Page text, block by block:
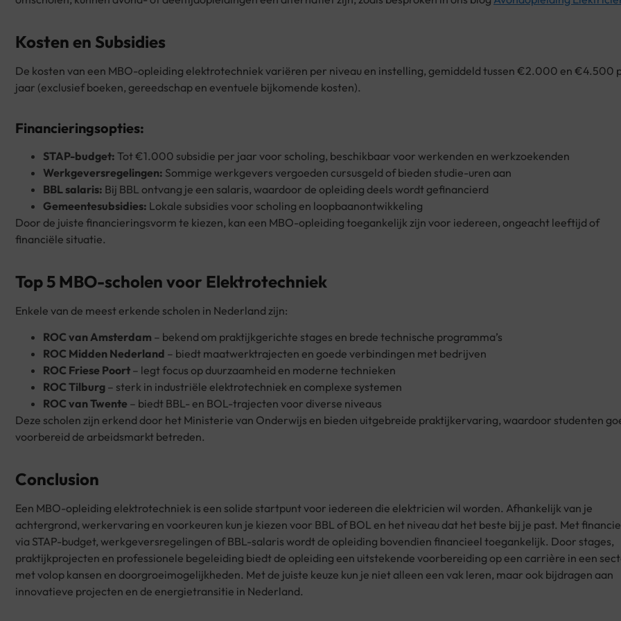
Kosten en Subsidies
De kosten van een MBO-opleiding elektrotechniek variëren per niveau en instelling, gemiddeld tussen €2.000 en €4.500
jaar (exclusief boeken, gereedschap en eventuele bijkomende kosten).
Financieringsopties:
STAP-budget: Tot €1.000 subsidie per jaar voor scholing, beschikbaar voor werkenden en werkzoekenden
Werkgeversregelingen: Sommige werkgevers vergoeden cursusgeld of bieden studie-uren aan
BBL salaris: Bij BBL ontvang je een salaris, waardoor de opleiding deels wordt gefinancierd
Gemeentesubsidies: Lokale subsidies voor scholing en loopbaanontwikkeling
Door de juiste financieringsvorm te kiezen, kan een MBO-opleiding toegankelijk zijn voor iedereen, ongeacht leeftijd of
financiële situatie.
Top 5 MBO-scholen voor Elektrotechniek
Enkele van de meest erkende scholen in Nederland zijn:
ROC van Amsterdam – bekend om praktijkgerichte stages en brede technische programma’s
ROC Midden Nederland – biedt maatwerktrajecten en goede verbindingen met bedrijven
ROC Friese Poort – legt focus op duurzaamheid en moderne technieken
ROC Tilburg – sterk in industriële elektrotechniek en complexe systemen
ROC van Twente – biedt BBL- en BOL-trajecten voor diverse niveaus
Deze scholen zijn erkend door het Ministerie van Onderwijs en bieden uitgebreide praktijkervaring, waardoor studenten
voorbereid de arbeidsmarkt betreden.
Conclusion
Een MBO-opleiding elektrotechniek is een solide startpunt voor iedereen die elektricien wil worden. Afhankelijk van je
achtergrond, werkervaring en voorkeuren kun je kiezen voor BBL of BOL en het niveau dat het beste bij je past. Met
via STAP-budget, werkgeversregelingen of BBL-salaris wordt de opleiding bovendien financieel toegankelijk. Door stages,
praktijkprojecten en professionele begeleiding biedt de opleiding een uitstekende voorbereiding op een carrière in een
met volop kansen en doorgroeimogelijkheden. Met de juiste keuze kun je niet alleen een vak leren, maar ook bijdragen aan
innovatieve projecten en de energietransitie in Nederland.